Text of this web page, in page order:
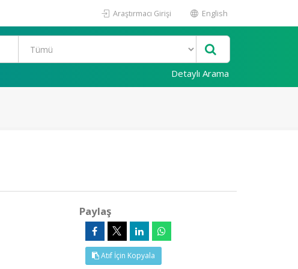
Araştırmacı Girişi English
Detaylı Arama
Paylaş
Atıf İçin Kopyala